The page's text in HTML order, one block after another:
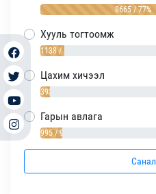
8665 / 77%
Хууль тогтоомж
1138 / 10%
Цахим хичээл
393 / 4%
Гарын авлага
995 / 9%